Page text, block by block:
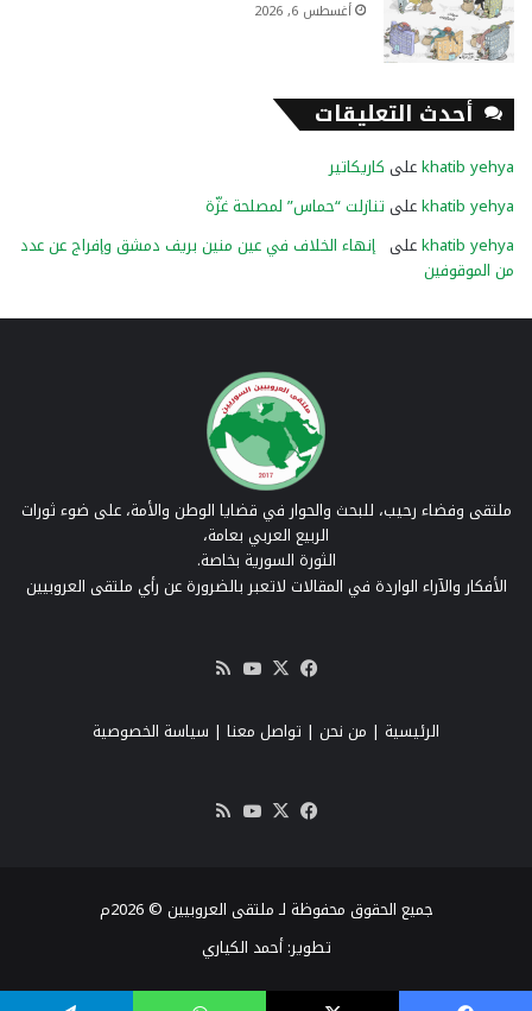
أغسطس 6, 2026
أحدث التعليقات
khatib yehyaعلى كاريكاتير
khatib yehyaعلى تنازلت “حماس” لمصلحة غزّة
khatib yehyaعلى إنهاء الخلاف في عين منين بريف دمشق وإفراج عن عدد
من الموقوفين
ملتقى وفضاء رحيب، للبحث والحوار في قضايا الوطن والأمة، على ضوء ثورات
الربيع العربي بعامة،
الثورة السورية بخاصة.
الأفكار والآراء الواردة في المقالات لاتعبر بالضرورة عن رأي ملتقى العروبيين
فيسبوك
‫X
‫YouTube
RSS
الرئيسية | من نحن | تواصل معنا | سياسة الخصوصية
فيسبوك
‫X
‫YouTube
جميع الحقوق محفوظة لـ ملتقى العروبيين © 2026م
تطوير:أحمد الكياري